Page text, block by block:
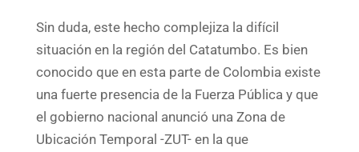
Sin duda, este hecho complejiza la difícil
situación en la región del Catatumbo. Es bien
conocido que en esta parte de Colombia existe
una fuerte presencia de la Fuerza Pública y que
el gobierno nacional anunció una Zona de
Ubicación Temporal -ZUT- en la que